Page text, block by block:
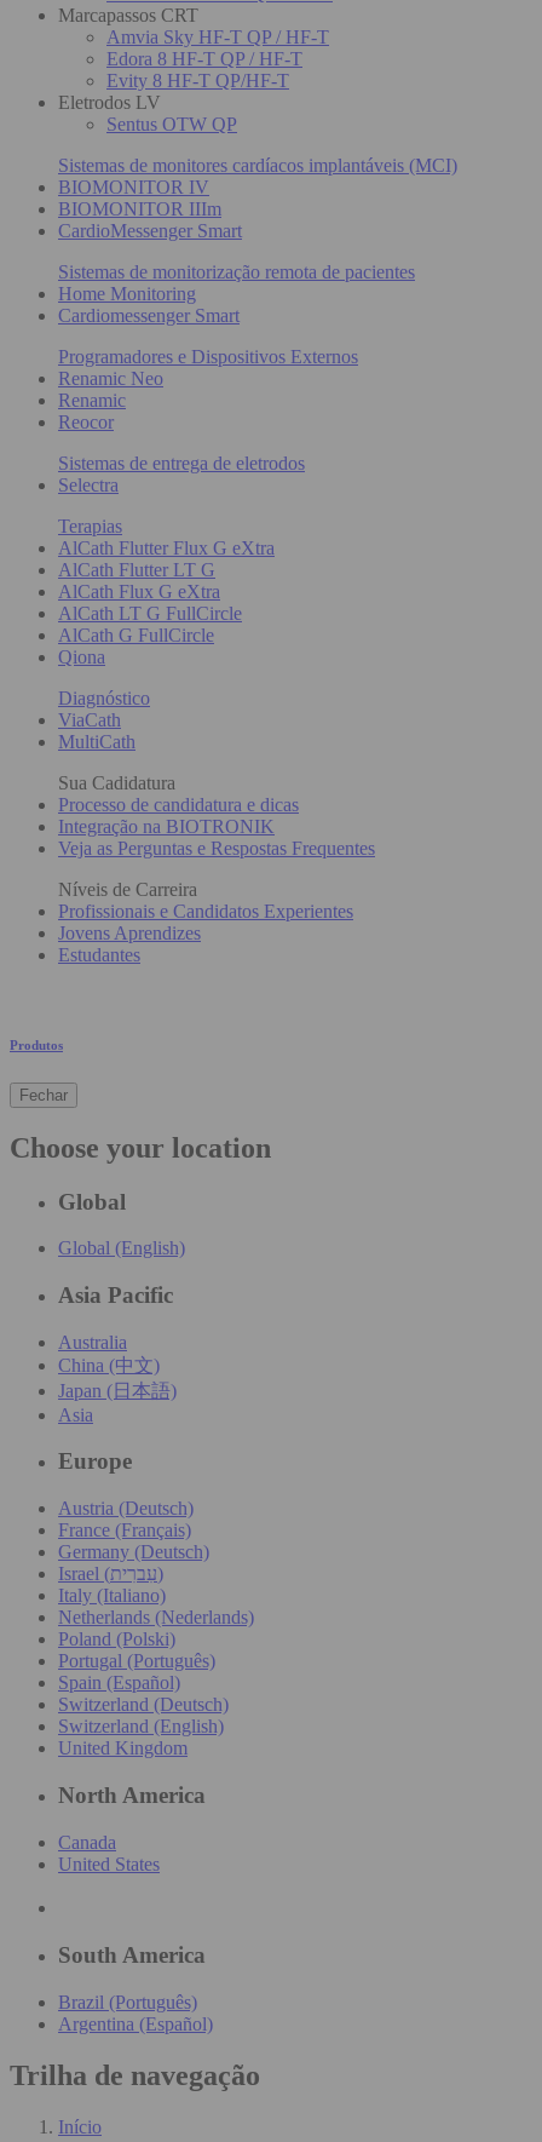
Marcapassos CRT
Amvia Sky HF-T QP / HF-T
Edora 8 HF-T QP / HF-T
Evity 8 HF-T QP/HF-T
Eletrodos LV
Sentus OTW QP
Sistemas de monitores cardíacos implantáveis (MCI)
BIOMONITOR IV
BIOMONITOR IIIm
CardioMessenger Smart
Sistemas de monitorização remota de pacientes
Home Monitoring
Cardiomessenger Smart
Programadores e Dispositivos Externos
Renamic Neo
Renamic
Reocor
Sistemas de entrega de eletrodos
Selectra
Terapias
AlCath Flutter Flux G eXtra
AlCath Flutter LT G
AlCath Flux G eXtra
AlCath LT G FullCircle
AlCath G FullCircle
Qiona
Diagnóstico
ViaCath
MultiCath
Sua Cadidatura
Processo de candidatura e dicas
Integração na BIOTRONIK
Veja as Perguntas e Respostas Frequentes
Níveis de Carreira
Profissionais e Candidatos Experientes
Jovens Aprendizes
Estudantes
Produtos
Fechar
Choose your location
Global
Global (English)
Asia Pacific
Australia
China (中文)
Japan (日本語)
Asia
Europe
Austria (Deutsch)
France (Français)
Germany (Deutsch)
Israel (עִברִית)
Italy (Italiano)
Netherlands (Nederlands)
Poland (Polski)
Portugal (Português)
Spain (Español)
Switzerland (Deutsch)
Switzerland (English)
United Kingdom
North America
Canada
United States
South America
Brazil (Português)
Argentina (Español)
Trilha de navegação
Início